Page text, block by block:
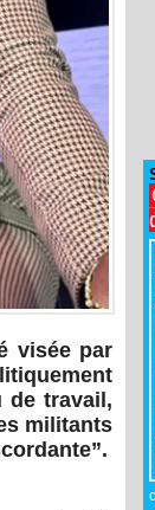
visée par
de travail,
militants